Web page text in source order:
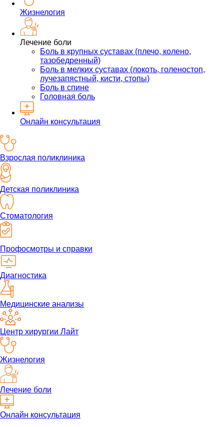
Жизнелогия
Лечение боли
Боль в крупных суставах (плечо, колено,
тазобедренный)
Боль в мелких суставах (локоть, голеностоп,
лучезапястный, кисти, стопы)
Боль в спине
Головная боль
Онлайн консультация
Взрослая поликлиника
Детская поликлиника
Стоматология
Профосмотры и справки
Диагностика
Медицинские анализы
Центр хирургии Лайт
Жизнелогия
Лечение боли
Онлайн консультация